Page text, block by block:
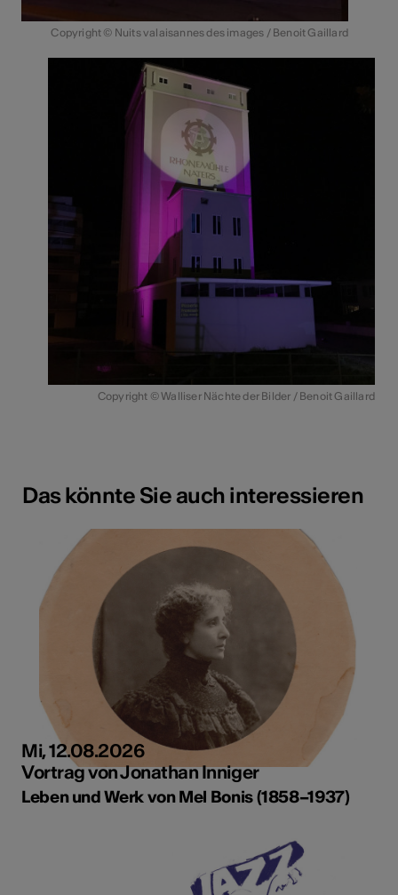
Copyright © Nuits valaisannes des images / Benoit Gaillard
Copyright © Walliser Nächte der Bilder / Benoit Gaillard
Das könnte Sie auch interessieren
Mi, 12.08.2026
Vortrag von Jonathan Inniger
Leben und Werk von Mel Bonis (1858–1937)